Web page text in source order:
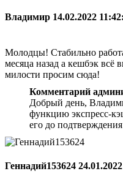
Владимир 14.02.2022
Молодцы! Стабильно
месяца назад а кешбэк всё
милости просим сюда!
Комментарий
Добрый день,
функцию экспресс-
его до
Геннадий153624